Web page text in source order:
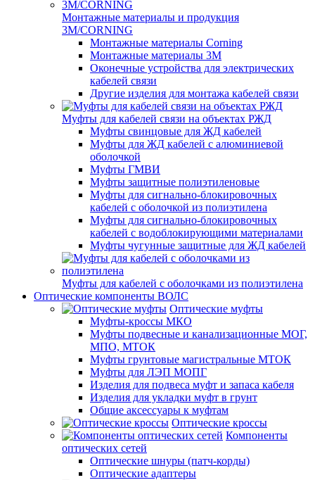
Монтажные материалы и продукция
3M/CORNING
Монтажные материалы Corning
Монтажные материалы 3M
Оконечные устройства для электрических
кабелей связи
Другие изделия для монтажа кабелей связи
Муфты для кабелей связи на объектах РЖД
Муфты свинцовые для ЖД кабелей
Муфты для ЖД кабелей с алюминиевой
оболочкой
Муфты ГМВИ
Муфты защитные полиэтиленовые
Муфты для сигнально-блокировочных
кабелей с оболочкой из полиэтилена
Муфты для сигнально-блокировочных
кабелей с водоблокирующими материалами
Муфты чугунные защитные для ЖД кабелей
Муфты для кабелей с оболочками из полиэтилена
Оптические компоненты ВОЛС
Оптические муфты
Муфты-кроссы МКО
Муфты подвесные и канализационные МОГ,
МПО, МТОК
Муфты грунтовые магистральные МТОК
Муфты для ЛЭП МОПГ
Изделия для подвеса муфт и запаса кабеля
Изделия для укладки муфт в грунт
Общие аксессуары к муфтам
Оптические кроссы
Компоненты
оптических сетей
Оптические шнуры (патч-корды)
Оптические адаптеры